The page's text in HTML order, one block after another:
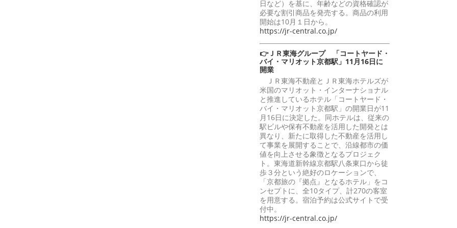
日など）を基に、年齢などの資格確認が
必要な割引商品を発売する。商品の利用
開始は10月１日から。
https://jr-central.co.jp/
👉ＪＲ東海グループ 「コートヤード・
バイ・マリオット京都駅」11月16日に
開業
ＪＲ東海不動産とＪＲ東海ホテルズが
米国のマリオット・インターナショナル
と推進しているホテル「コートヤード・
バイ・マリオット京都駅」の開業日が11
月16日に決定した。同ホテルは、従来の
駅ビルや保有不動産を活用した開発とは
異なり、新たに取得した不動産を活用し
て事業を展開することで、沿線都市の価
値を向上させる象徴となるプロジェク
ト。東海道新幹線京都駅八条東口から徒
歩３分という絶好のロケーションで、
「京都旅の『拠点』となるホテル」をコ
ンセプトに、全10タイプ、計270の客室
を用意する。宿泊予約は公式サイトで受
付中。
https://jr-central.co.jp/